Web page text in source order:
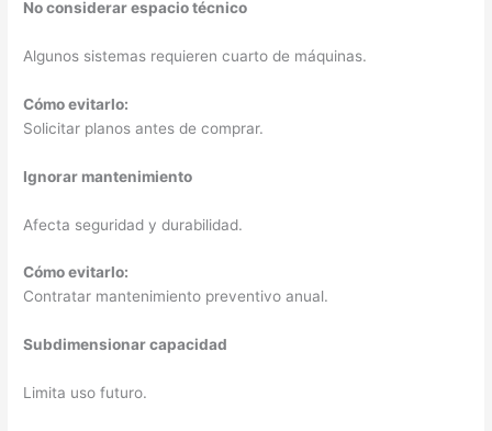
No considerar espacio técnico
Algunos sistemas requieren cuarto de máquinas.
Cómo evitarlo:
Solicitar planos antes de comprar.
Ignorar mantenimiento
Afecta seguridad y durabilidad.
Cómo evitarlo:
Contratar mantenimiento preventivo anual.
Subdimensionar capacidad
Limita uso futuro.